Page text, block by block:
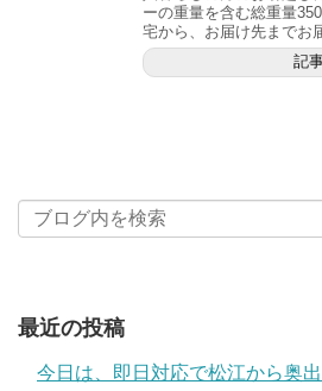
ーの重量を含む総重量
宅から、お届け先までお
記
最近の投稿
今日は、即日対応で松江から奥